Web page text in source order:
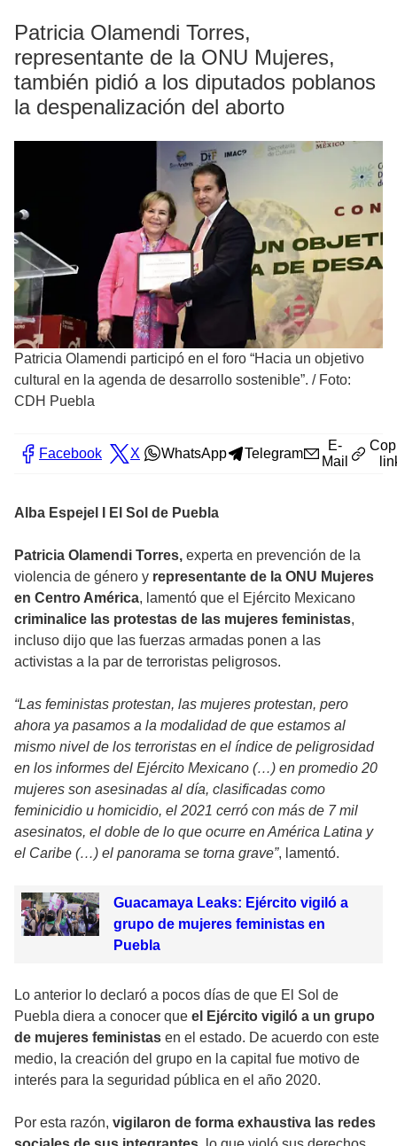
Patricia Olamendi Torres,
representante de la ONU Mujeres,
también pidió a los diputados poblanos
la despenalización del aborto
Patricia Olamendi participó en el foro “Hacia un objetivo
cultural en la agenda de desarrollo sostenible”. / Foto:
CDH Puebla
Facebook X WhatsApp Telegram
E-
Mail
Alba Espejel I El Sol de Puebla
Patricia Olamendi Torres, experta en prevención de la
violencia de género y representante de la ONU Mujeres
en Centro América, lamentó que el Ejército Mexicano
criminalice las protestas de las mujeres feministas,
incluso dijo que las fuerzas armadas ponen a las
activistas a la par de terroristas peligrosos.
“Las feministas protestan, las mujeres protestan, pero
ahora ya pasamos a la modalidad de que estamos al
mismo nivel de los terroristas en el índice de peligrosidad
en los informes del Ejército Mexicano (…) en promedio 20
mujeres son asesinadas al día, clasificadas como
feminicidio u homicidio, el 2021 cerró con más de 7 mil
asesinatos, el doble de lo que ocurre en América Latina y
el Caribe (…) el panorama se torna grave”, lamentó.
Guacamaya Leaks: Ejército vigiló a
grupo de mujeres feministas en
Puebla
Lo anterior lo declaró a pocos días de que El Sol de
Puebla diera a conocer que el Ejército vigiló a un grupo
de mujeres feministas en el estado. De acuerdo con este
medio, la creación del grupo en la capital fue motivo de
interés para la seguridad pública en el año 2020.
Por esta razón, vigilaron de forma exhaustiva las redes